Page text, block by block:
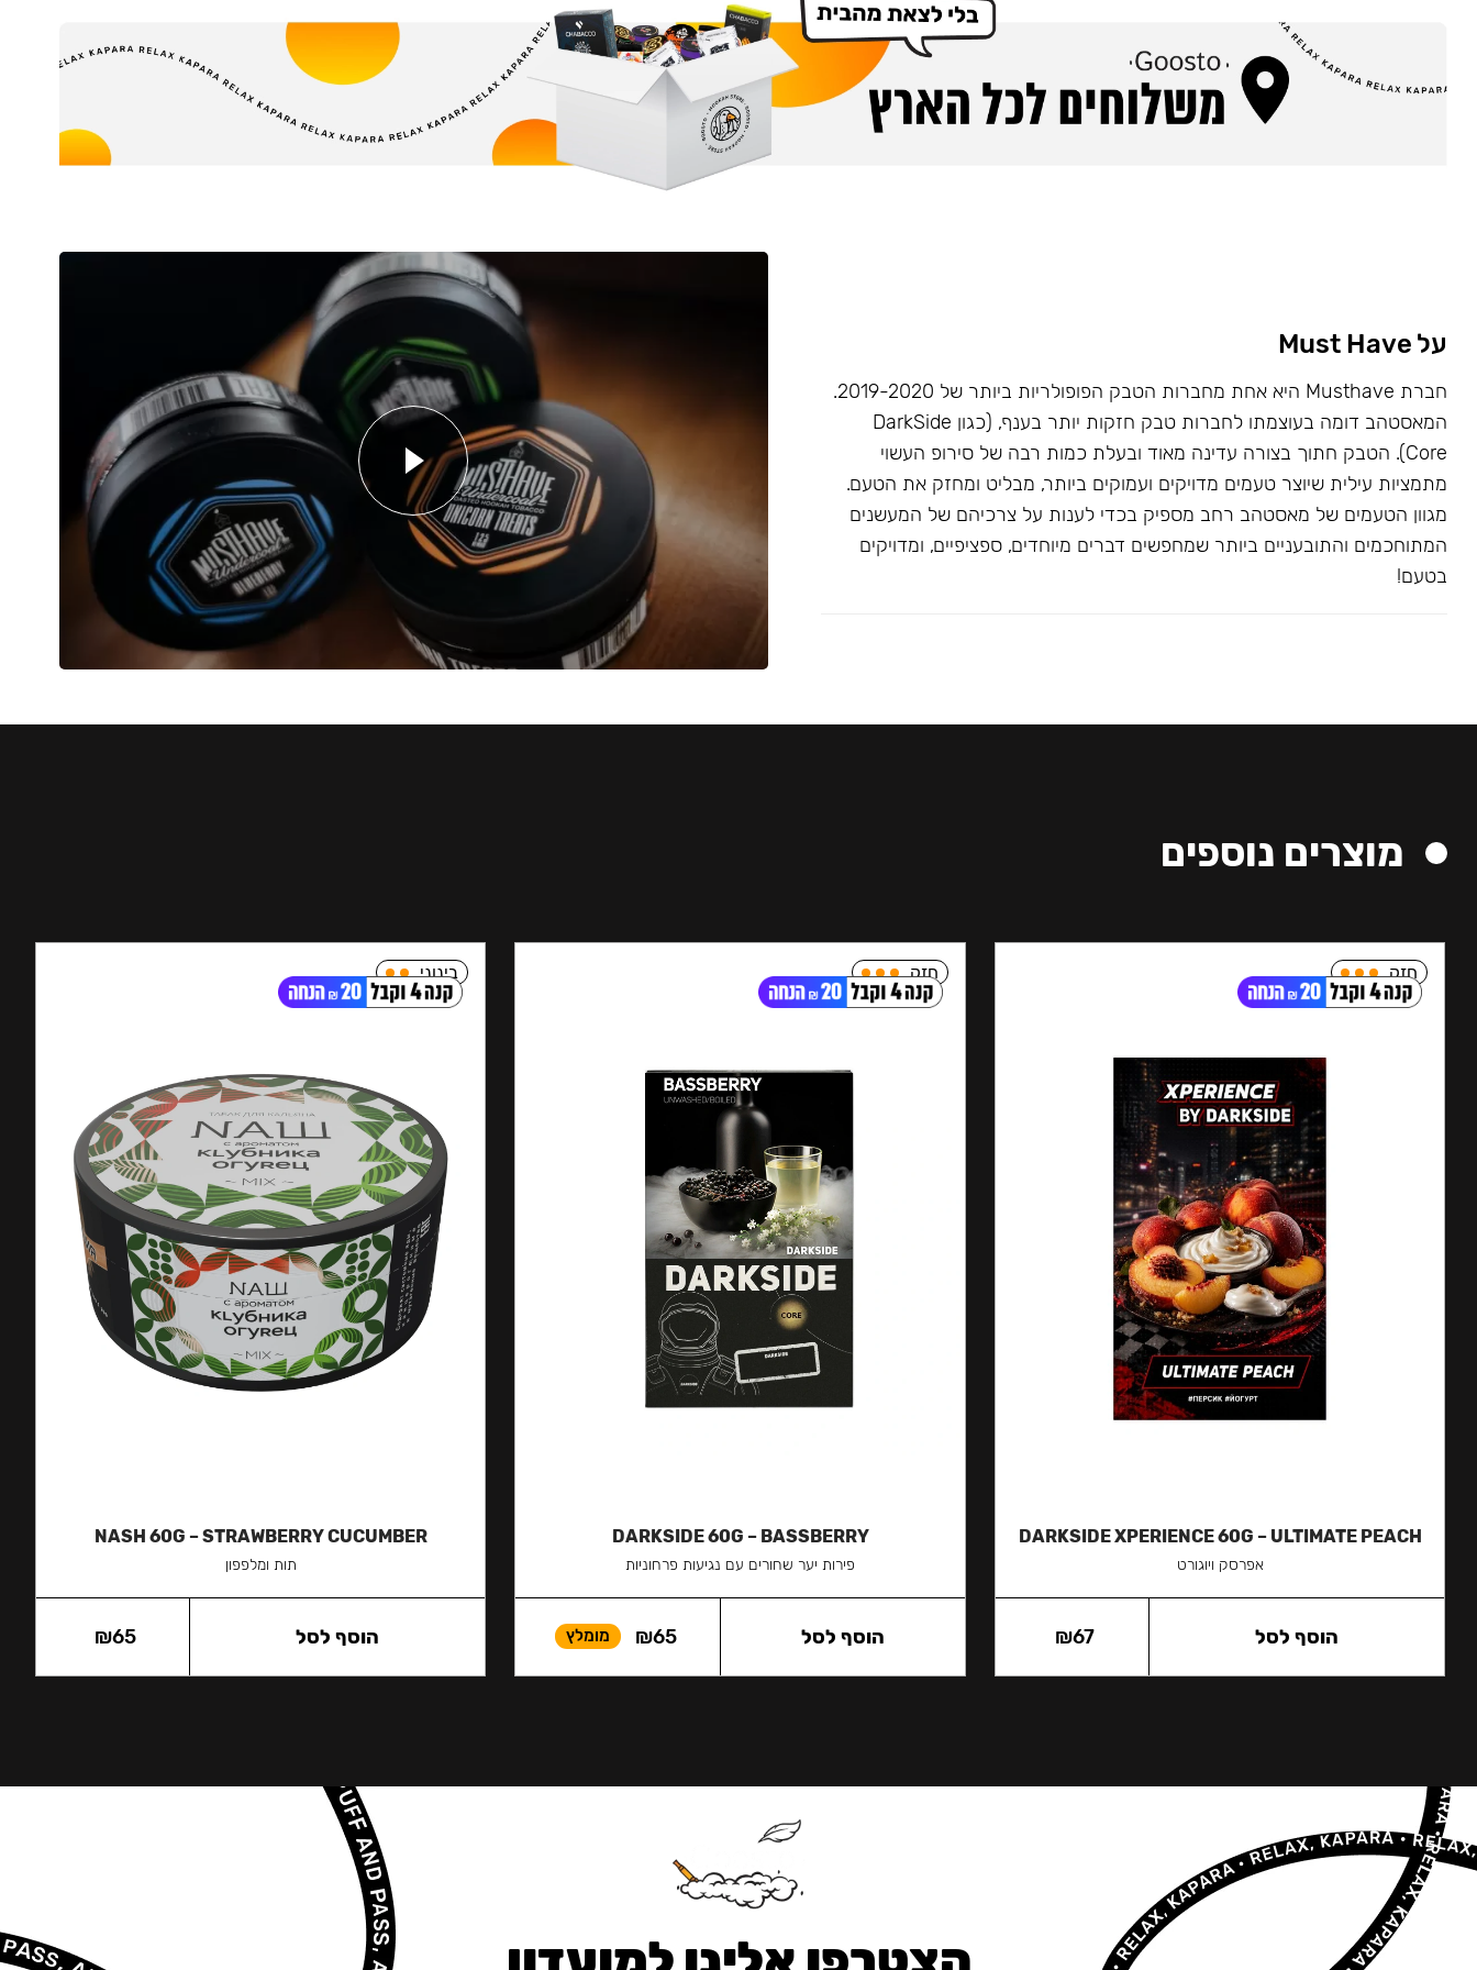
על Must Have
חברת Musthave היא אחת מחברות הטבק הפופולריות ביותר של 2019-2020.
המאסטהב דומה בעוצמתו לחברות טבק חזקות יותר בענף, (כגון DarkSide
Core). הטבק חתוך בצורה עדינה מאוד ובעלת כמות רבה של סירופ העשוי
מתמציות עילית שיוצר טעמים מדויקים ועמוקים ביותר, מבליט ומחזק את הטעם.
מגוון הטעמים של מאסטהב רחב מספיק בכדי לענות על צרכיהם של המעשנים
המתוחכמים והתובעניים ביותר שמחפשים דברים מיוחדים, ספציפיים, ומדויקים
בטעם!
מוצרים נוספים
חזק
DARKSIDE XPERIENCE 60G – ULTIMATE PEACH
אפרסק ויוגורט
₪67 הוסף לסל
חזק
DARKSIDE 60G – BASSBERRY
פירות יער שחורים עם נגיעות פרחוניות
₪65 מומלץ הוסף לסל
בינוני
NASH 60G – STRAWBERRY CUCUMBER
תות ומלפפון
₪65 הוסף לסל